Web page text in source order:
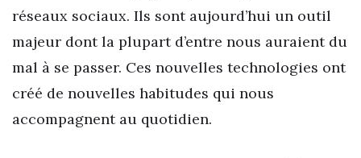
réseaux sociaux. Ils sont aujourd’hui un outil
majeur dont la plupart d’entre nous auraient du
mal à se passer. Ces nouvelles technologies ont
créé de nouvelles habitudes qui nous
accompagnent au quotidien.